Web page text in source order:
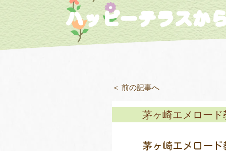
ハッピーテラスか
＜ 前の記事へ
茅ヶ崎エメロード
茅ヶ崎エメロー